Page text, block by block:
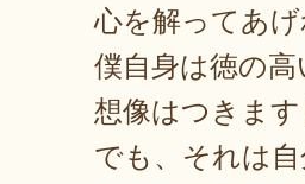
心を解ってあ
僕自身は徳の高
想像はつきま
でも、それは